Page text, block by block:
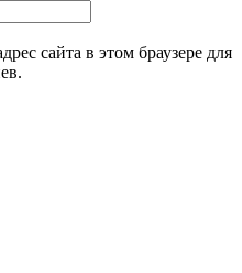
сайта в этом браузере для